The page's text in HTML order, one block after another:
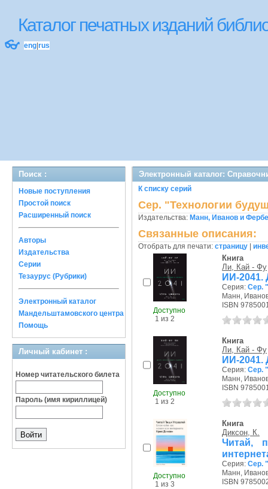
Каталог печатных изданий
👓 eng rus
Поиск :
Новые поступления
Простой поиск
Расширенный поиск
Авторы
Издательства
Серии
Тезаурус (Рубрики)
Электронный каталог
Мандельштамовского центра
Помощь
Личный кабинет :
Номер читательского билета
Пароль (имя кириллицей)
Электронный каталог:
К списку серий
Сер. "Технологии
Издательства: Манн, Иванов и
Связанные описания:
Отобрать для печати: страницу
Доступно
1 из 2
Книга
Ли, Кай - Фу
ИИ-2041.
Серия: Сер.
Манн,
ISBN
Доступно
1 из 2
Книга
Ли, Кай - Фу
ИИ-2041.
Серия: Сер.
Манн,
ISBN
Доступно
1 из 3
Книга
Диксон, К.
Читай,
Серия: Сер.
Манн,
ISBN